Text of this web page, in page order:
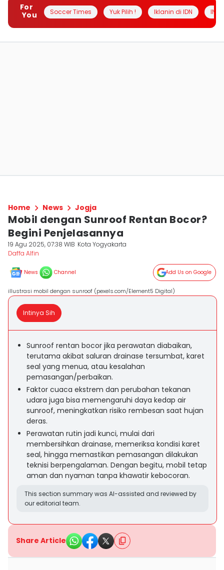
For
You
Soccer Times Yuk Pilih ! Iklanin di IDN
Home News Jogja
Mobil dengan Sunroof Rentan Bocor?
Begini Penjelasannya
19 Agu 2025, 07:38 WIB Kota Yogyakarta
Daffa Alfin
News Channel Add Us on Google
illustrasi mobil dengan sunroof (pexels.com/Element5 Digital)
Intinya Sih
Sunroof rentan bocor jika perawatan diabaikan,
terutama akibat saluran drainase tersumbat, karet
seal yang menua, atau kesalahan
pemasangan/perbaikan.
Faktor cuaca ekstrem dan perubahan tekanan
udara juga bisa memengaruhi daya kedap air
sunroof, meningkatkan risiko rembesan saat hujan
deras.
Perawatan rutin jadi kunci, mulai dari
membersihkan drainase, memeriksa kondisi karet
seal, hingga memastikan pemasangan dilakukan
teknisi berpengalaman. Dengan begitu, mobil tetap
aman dan nyaman tanpa khawatir kebocoran.
This section summary was AI-assisted and reviewed by
our editorial team.
Share Article